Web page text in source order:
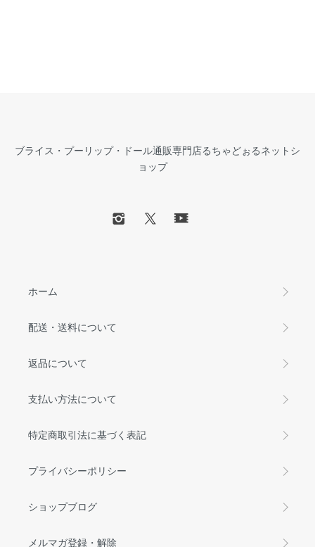
ブライス・プーリップ・ドール通販専門店るちゃどぉるネットシ
ョップ
ホーム
配送・送料について
返品について
支払い方法について
特定商取引法に基づく表記
プライバシーポリシー
ショップブログ
メルマガ登録・解除